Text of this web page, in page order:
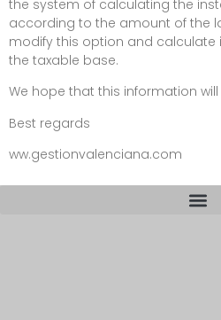
the system of calculating the
according to the amount of the
modify this option and calculate
the taxable base.
We hope that this information
Best regards
ww.gestionvalenciana.com